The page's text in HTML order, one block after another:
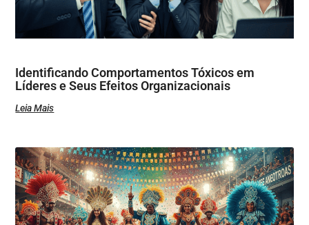
Identificando Comportamentos Tóxicos em
Líderes e Seus Efeitos Organizacionais
Leia Mais